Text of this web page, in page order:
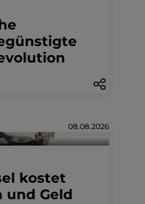
08.08.2026
kostet
und Geld